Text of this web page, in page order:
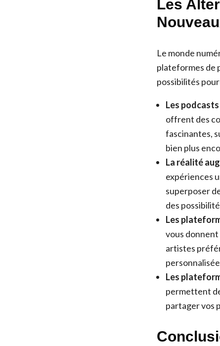
Les
Le monde
plateformes de
possibilités
Les podcasts
offrent des
fascinantes,
bien plus
La réalité
expériences
superposer
des
Les
vous donnent
artistes
Les
permettent
partager vos